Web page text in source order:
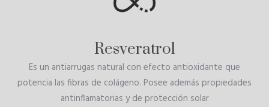
Resveratrol
Es un antiarrugas natural con efecto antioxidante que
potencia las fibras de colágeno. Posee además propiedades
antinflamatorias y de protección solar